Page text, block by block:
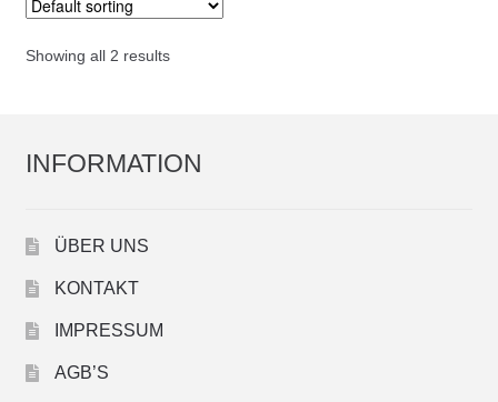
Showing all 2 results
INFORMATION
ÜBER UNS
KONTAKT
IMPRESSUM
AGB’S